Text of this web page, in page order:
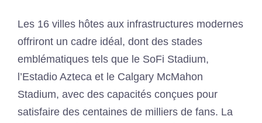
Les 16 villes hôtes aux infrastructures modernes
offriront un cadre idéal, dont des stades
emblématiques tels que le SoFi Stadium,
l’Estadio Azteca et le Calgary McMahon
Stadium, avec des capacités conçues pour
satisfaire des centaines de milliers de fans. La